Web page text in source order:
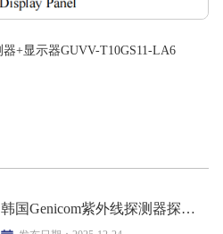
+显示器GUVV-T10GS11-LA6
韩国Genicom紫外线探测器探头-GVGR-T13GC-I8LW10